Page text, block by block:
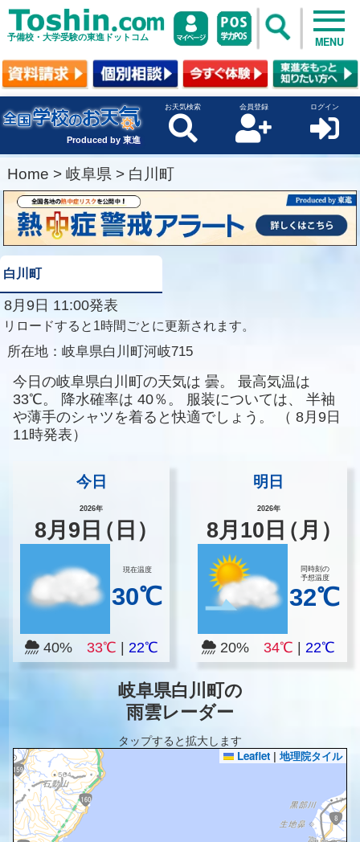
予備校・大学受験の東進ドットコム MENU
Produced by 東進
お天気検索 会員登録 ログイン
Home > 岐阜県 > 白川町
白川町
8月9日 11:00発表
リロードすると1時間ごとに更新されます。
所在地： 岐阜県白川町河岐715
今日の岐阜県白川町の天気は 曇。
最高気温は
33℃。
降水確率は 40％。 服装については、
半袖
や薄手のシャツを着ると快適でしょう。
（ 8月9日
11時発表）
今日
2026年
8月 9 日（日）
現在温度
30℃
40% 33℃ 22℃
明日
2026年
8月 10 日（月）
同時刻の
予想温度
32℃
20%34℃ |22℃
岐阜県白川町の
雨雲レーダー
タップすると拡大します
Leaflet | 地理院タイル